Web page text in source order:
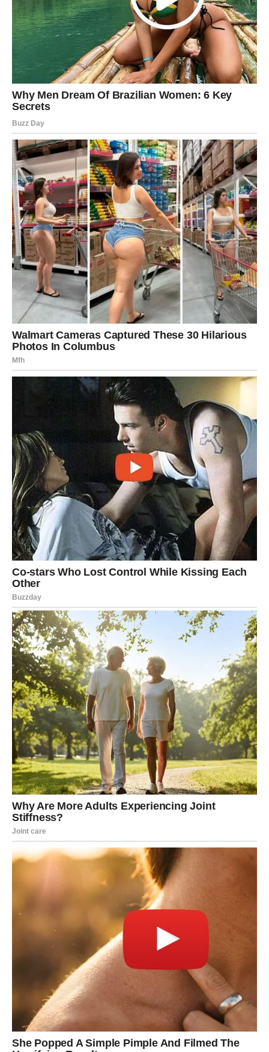
VODOLIJA – IZNENAĐENJE
KOJE MENJA RASPOLOŽENJE
Vodolija može doživeti neočekivan susret ili poruku.
Ljubav:Obnova komunikacije ili novo poznanstvo.
Posao:Kreativna ideja donosi pomak.
Novac:Manji dobitak.
Poruka:Otvorite se za neočekivano.
RIBE – ROMANTIČNA I
INTUITIVNA FAZA
Ribe osećaju sve intenzivnije.
Ljubav: Dublja povezanost u vezi ili novo romantično
poznanstvo.
Posao:
Kreativnost vam daje prednost.
Novac:Stabilno.
Poruka: